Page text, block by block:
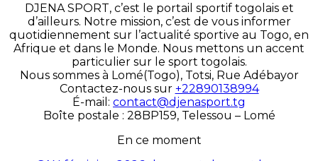
DJENA SPORT, c’est le portail sportif togolais et
d’ailleurs. Notre mission, c’est de vous informer
quotidiennement sur l’actualité sportive au Togo, en
Afrique et dans le Monde. Nous mettons un accent
particulier sur le sport togolais.
Nous sommes à Lomé(Togo), Totsi, Rue Adébayor
Contactez-nous sur +22890138994
É-mail: contact@djenasport.tg
Boîte postale : 28BP159, Telessou – Lomé
En ce moment